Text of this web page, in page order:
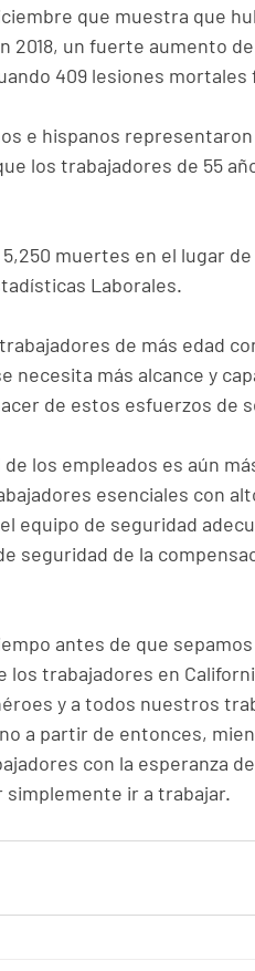
que muestra que
2018, un fuerte aumento
409 lesiones
e hispanos
los trabajadores de 55
muertes en el lugar de
Laborales.
de más edad
necesita más alcance y
de estos esfuerzos de
los empleados es aún
esenciales con
equipo de seguridad
seguridad de la
antes de que
los trabajadores en
y a todos nuestros
a partir de entonces,
con la esperanza
ir a trabajar.